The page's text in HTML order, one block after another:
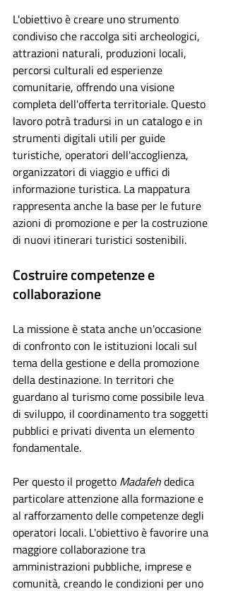
L'obiettivo è creare uno strumento
condiviso che raccolga siti archeologici,
attrazioni naturali, produzioni locali,
percorsi culturali ed esperienze
comunitarie, offrendo una visione
completa dell'offerta territoriale. Questo
lavoro potrà tradursi in un catalogo e in
strumenti digitali utili per guide
turistiche, operatori dell'accoglienza,
organizzatori di viaggio e uffici di
informazione turistica. La mappatura
rappresenta anche la base per le future
azioni di promozione e per la costruzione
di nuovi itinerari turistici sostenibili.
Costruire competenze e
collaborazione
La missione è stata anche un'occasione
di confronto con le istituzioni locali sul
tema della gestione e della promozione
della destinazione. In territori che
guardano al turismo come possibile leva
di sviluppo, il coordinamento tra soggetti
pubblici e privati diventa un elemento
fondamentale.
Per questo il progetto Madafeh dedica
particolare attenzione alla formazione e
al rafforzamento delle competenze degli
operatori locali. L'obiettivo è favorire una
maggiore collaborazione tra
amministrazioni pubbliche, imprese e
comunità, creando le condizioni per uno